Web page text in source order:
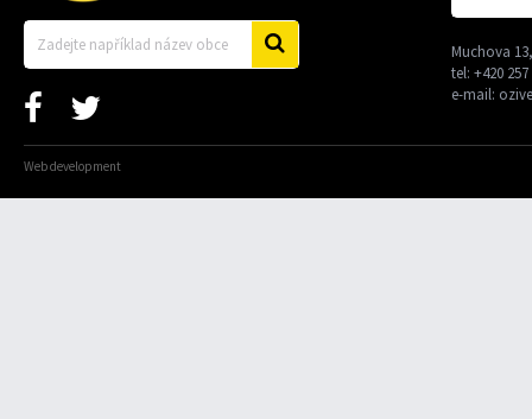
Muchova
tel: +420
e-mail:
Web development